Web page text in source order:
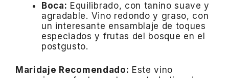
Boca: Equilibrado, con tanino suave y
agradable. Vino redondo y graso, con
un interesante ensamblaje de toques
especiados y frutas del bosque en el
postgusto.
Maridaje Recomendado: Este vino